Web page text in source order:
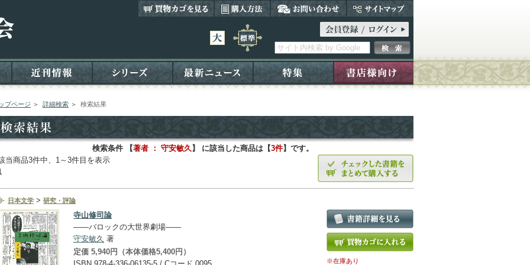
プページ ＞ 詳細検索 ＞ 検索結果
検索条件 【著者 ： 守安敏久】 に該当した商品は【3件】です。
当商品3件中、1～3件目を表示
日本文学 > 研究・評論
寺山修司論
――バロックの大世界劇場――
守安敏久 著
定価 5,940円（本体価格5,400円）
※在庫あり